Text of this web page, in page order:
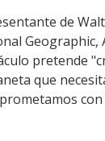
de
Geographic,
pretende
que
con